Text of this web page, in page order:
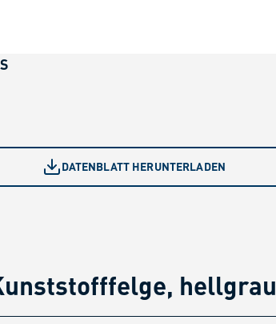
DATENBLATT HERUNTERLADEN
hellgrau